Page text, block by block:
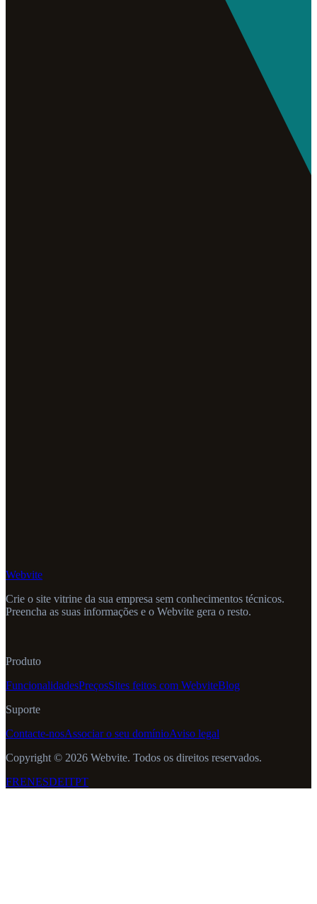
Webvite
Crie o site vitrine da sua empresa sem conhecimentos técnicos.
Preencha as suas informações e o Webvite gera o resto.
Produto
FuncionalidadesPreçosSites feitos com WebviteBlog
Suporte
Contacte-nosAssociar o seu domínioAviso legal
Copyright © 2026 Webvite. Todos os direitos reservados.
FRENESDEITPT